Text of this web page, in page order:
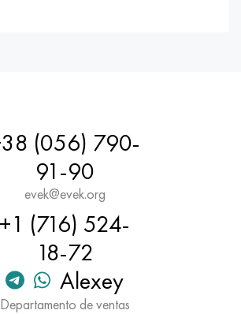
(056) 790-
91-90
evek@evek.org
+1 (716) 524-
18-72
Alexey
Departamento de ventas